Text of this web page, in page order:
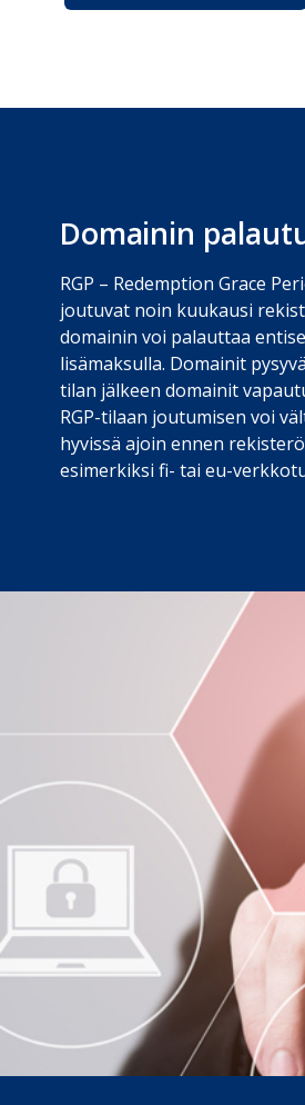
Domainin
RGP – Redemption Grace
joutuvat noin kuukausi
domainin voi palauttaa
lisämaksulla. Domainit
tilan jälkeen domainit
RGP-tilaan joutumisen voi
hyvissä ajoin ennen
esimerkiksi fi- tai eu-